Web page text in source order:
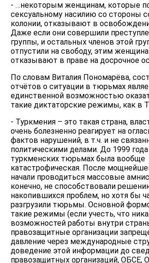
- …некоторым женщинам, которые
сексуальному насилию со стороны
колонии, отказывают в
Даже если они совершили
группы, и остальных членов этой
отпустили на свободу, этим
отказывают в праве на досрочное
По словам Виталия Пономарёва,
отчётов о ситуации в тюрьмах
единственной возможностью
такие диктаторские режимы, как в
- Туркмения – это такая страна,
очень болезненно реагирует на
фактов нарушений, в т.ч. и не
политическими делами. До 1999
туркменских тюрьмах была вообще
катастрофическая. После
начали проводиться массовые
конечно, не способствовали
накопившихся проблем, но хотя бы
разгрузили тюрьмы. Основной
такие режимы (если учесть, что
возможностей работы внутри
правозащитные организации
давление через международные
доведение этой информации до
правозащитных организаций, ОБСЕ,